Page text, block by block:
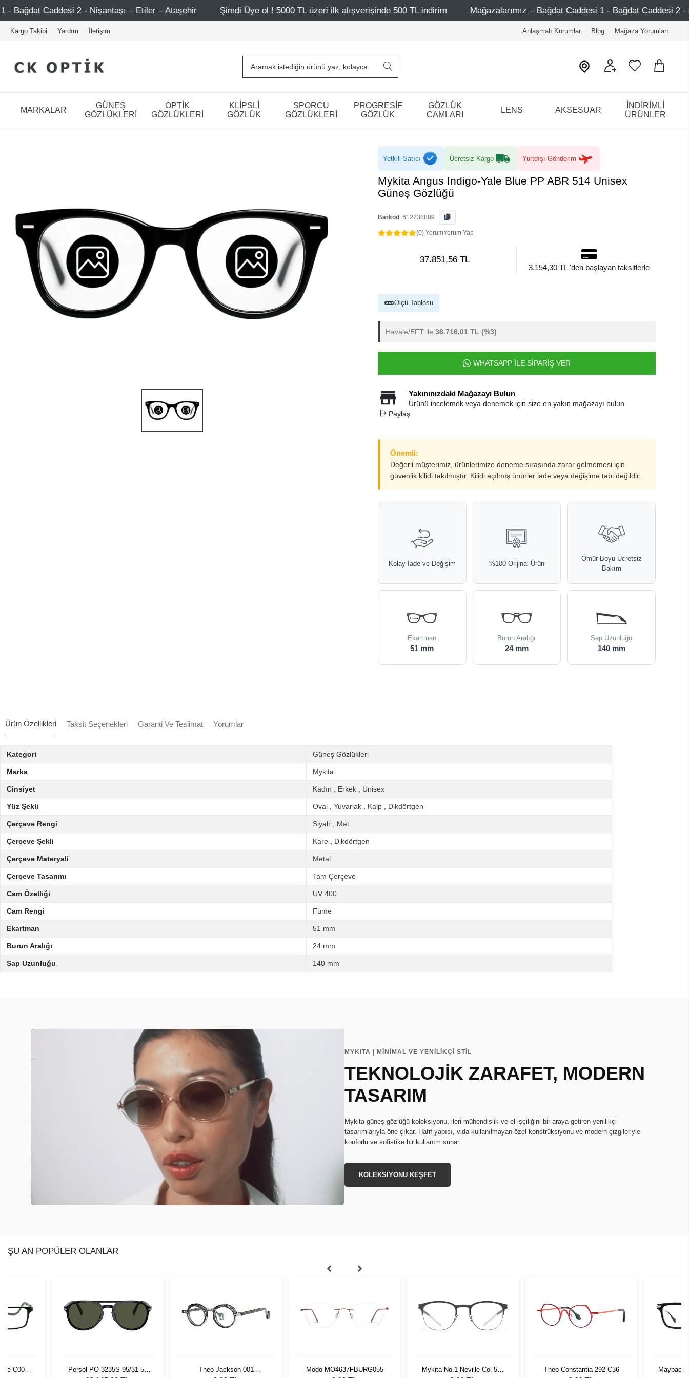
2 - Nişantaşı – Etiler – Ataşehir Şimdi Üye ol ! 5000 TL üzeri ilk alışverişinde 500 TL indirim Mağazalarımız – Bağdat Caddesi 1 - Bağdat Caddesi 2 - Nişantaşı –
Kargo Takibi Yardım İletişim Anlaşmalı Kurumlar Blog Mağaza Yorumları
MARKALAR
GÜNEŞ
GÖZLÜKLERİ
OPTİK
GÖZLÜKLERİ
KLİPSLİ
GÖZLÜK
SPORCU
GÖZLÜKLERİ
PROGRESİF
GÖZLÜK
GÖZLÜK
CAMLARI
LENS AKSESUAR
İNDİRİMLİ
ÜRÜNLER
Yetkili Satıcı Ücretsiz Kargo Yurtdışı Gönderim
Mykita Angus Indigo-Yale Blue PP ABR 514 Unisex
Güneş Gözlüğü
Barkod : 612738889
(0) YorumYorum Yap
37.851,56 TL
3.154,30 TL 'den başlayan taksitlerle
Ölçü Tablosu
Havale/EFT ile 36.716,01 TL (%3)
WHATSAPP İLE SİPARİŞ VER
Yakınınızdaki Mağazayı Bulun
Ürünü incelemek veya denemek için size en yakın mağazayı bulun.
Paylaş
Önemli:
Değerli müşterimiz, ürünlerimize deneme sırasında zarar gelmemesi için
güvenlik kilidi takılmıştır. Kilidi açılmış ürünler iade veya değişime tabi değildir.
Kolay İade ve Değişim %100 Orijinal Ürün
Ömür Boyu Ücretsiz
Bakım
Ekartman
51 mm
Burun Aralığı
24 mm
Sap Uzunluğu
140 mm
Ürün Özellikleri Taksit Seçenekleri Garanti Ve Teslimat Yorumlar
Kategori Güneş Gözlükleri
Marka Mykita
Cinsiyet Kadın Erkek Unisex
Yüz Şekli Oval Yuvarlak Kalp Dikdörtgen
Çerçeve Rengi Siyah Mat
Çerçeve Şekli Kare Dikdörtgen
Çerçeve Materyali Metal
Çerçeve Tasarımı Tam Çerçeve
Cam Özelliği UV 400
Cam Rengi Füme
Ekartman 51 mm
Burun Aralığı 24 mm
Sap Uzunluğu 140 mm
MYKITA | MİNİMAL VE YENİLİKÇİ STİL
TEKNOLOJİK ZARAFET, MODERN
TASARIM
Mykita güneş gözlüğü koleksiyonu, ileri mühendislik ve el işçiliğini bir araya getiren yenilikçi
tasarımlarıyla öne çıkar. Hafif yapısı, vida kullanılmayan özel konstrüksiyonu ve modern çizgileriyle
konforlu ve sofistike bir kullanım sunar.
KOLEKSİYONU KEŞFET
ŞU AN POPÜLER OLANLAR
C003
Persol PO 3235S 95/31 55
Theo Jackson 001
Modo MO4637FBURG055
Mykita No.1 Neville Col 515
Theo Constantia 292 C36
Maybach